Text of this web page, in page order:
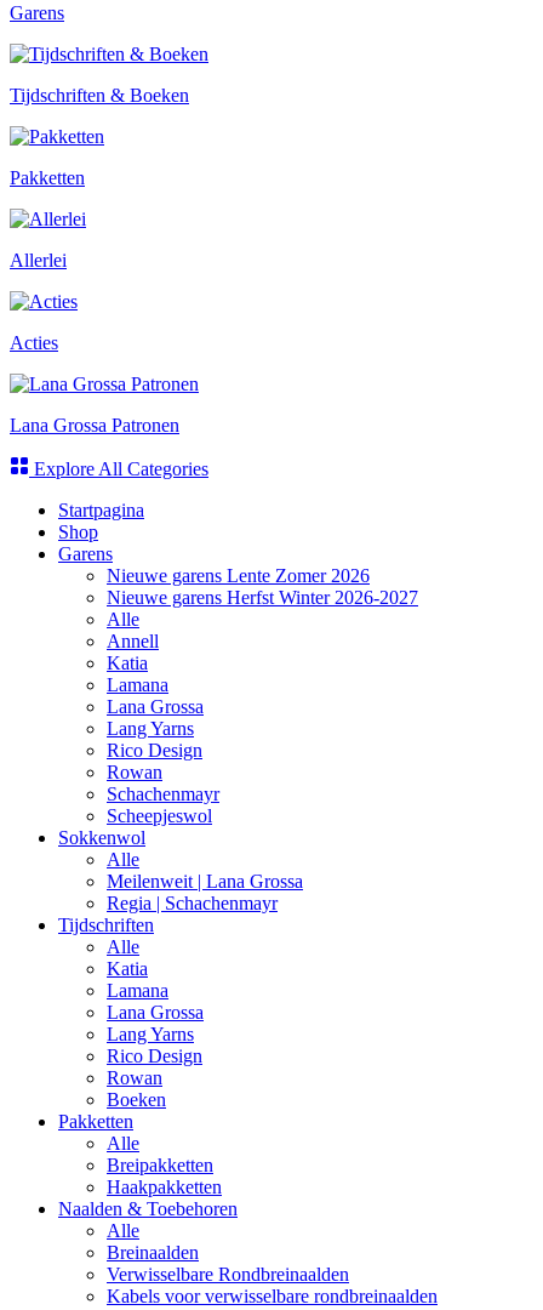
Garens
Tijdschriften & Boeken
Pakketten
Allerlei
Acties
Lana Grossa Patronen
Explore All Categories
Startpagina
Shop
Garens
Nieuwe garens Lente Zomer 2026
Nieuwe garens Herfst Winter 2026-2027
Alle
Annell
Katia
Lamana
Lana Grossa
Lang Yarns
Rico Design
Rowan
Schachenmayr
Scheepjeswol
Sokkenwol
Alle
Meilenweit | Lana Grossa
Regia | Schachenmayr
Tijdschriften
Alle
Katia
Lamana
Lana Grossa
Lang Yarns
Rico Design
Rowan
Boeken
Pakketten
Alle
Breipakketten
Haakpakketten
Naalden & Toebehoren
Alle
Breinaalden
Verwisselbare Rondbreinaalden
Kabels voor verwisselbare rondbreinaalden